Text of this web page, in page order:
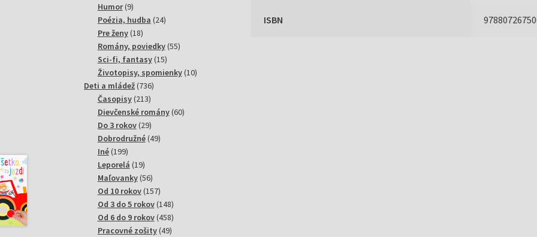
ISBN
Humor 99
produktov
Poézia, hudba 2424
Pre ženy 1818
produktov
Romány, poviedky 5555
Sci-fi, fantasy 1515
produktov
Životopisy, spomienky 1010
Deti a mládež 736736
Časopisy 213213
produktov
Dievčenské romány 6060
Do 3 rokov 2929
produktov
Dobrodružné 4949
Iné 199199
produktov
Leporelá 1919
produktov
Maľovanky 5656
produktov
Od 10 rokov 157157
produktov
Od 3 do 5 rokov 148148
produktov
Od 6 do 9 rokov 458458
produktov
Pracovné zošity 4949